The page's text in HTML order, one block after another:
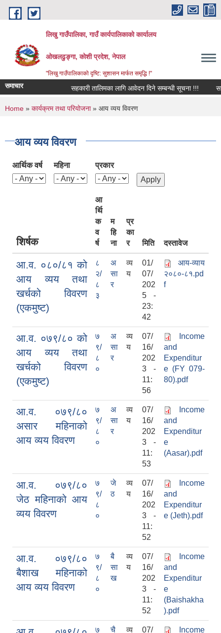
Skip to main content
लिखु गाउँपालिका, गाउँ कार्यपालिकाको कार्यालय
ओखलढुङ्गा, कोशी प्रदेश, नेपाल
"लिखु गाउँपालिकाको दृष्टि: सुशासन मार्फत समृद्धि !"
समाचार सहकारी तालिमका लागि आवेदन दिने सम्बन्धी सूचना !!!
You are here
Home » कार्यक्रम तथा परियोजना» आय व्यय विवरण
आय व्यय विवरण
आर्थिक वर्ष महिना प्रकार
शिर्षक
आ
र्थि
क
व
र्ष
म
हि
ना
प्र
का
र
मिति दस्तावेज
आ.व. ०८०/८१ को
आय व्यय तथा
खर्चको विवरण
(एकमुष्ट)
८
२/
८
३
अ
सा
र
व्य
य
01/
07/
202
5 -
23:
42
आय-व्याय
२०८०-८१.pd
f
आ.व. ०७९/८० को
आय व्यय तथा
खर्चको विवरण
(एकमुष्ट)
७
९/
८
०
अ
सा
र
व्य
य
07/
16/
202
3 -
11:
56
Income
and
Expenditur
e (FY 079-
80).pdf
आ.व. ०७९/८०
असार महिनाको
आय व्यय विवरण
७
९/
८
०
अ
सा
र
व्य
य
07/
16/
202
3 -
11:
53
Income
and
Expenditur
e
(Aasar).pdf
आ.व. ०७९/८०
जेठ महिनाको आय
व्यय विवरण
७
९/
८
०
जे
ठ
व्य
य
07/
16/
202
3 -
11:
52
Income
and
Expenditur
e (Jeth).pdf
आ.व. ०७९/८०
बैशाख महिनाको
आय व्यय विवरण
७
९/
८
०
बै
सा
ख
व्य
य
07/
16/
202
3 -
11:
52
Income
and
Expenditur
e
(Baishakha
).pdf
७
चै
व्य
07/
Income